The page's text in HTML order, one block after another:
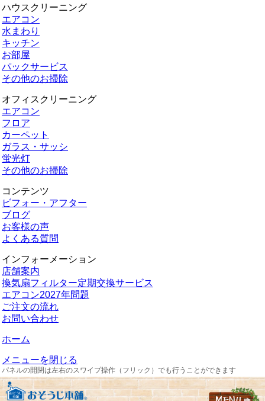
ハウスクリーニング
エアコン
水まわり
キッチン
お部屋
パックサービス
その他のお掃除
オフィスクリーニング
エアコン
フロア
カーペット
ガラス・サッシ
蛍光灯
その他のお掃除
コンテンツ
ビフォー・アフター
ブログ
お客様の声
よくある質問
インフォーメーション
店舗案内
換気扇フィルター定期交換サービス
エアコン2027年問題
ご注文の流れ
お問い合わせ
ホーム
メニューを閉じる
パネルの開閉は左右のスワイプ操作（フリック）でも行うことができます